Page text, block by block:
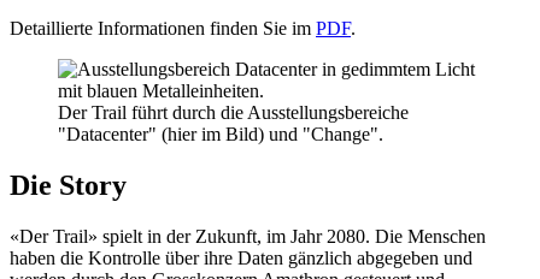
Detaillierte Informationen finden Sie im PDF.
Der Trail führt durch die Ausstellungsbereiche
"Datacenter" (hier im Bild) und "Change".
Die Story
«Der Trail» spielt in der Zukunft, im Jahr 2080. Die Menschen
haben die Kontrolle über ihre Daten gänzlich abgegeben und